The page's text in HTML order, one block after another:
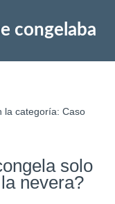
congelaba
la categoría:Caso
solo
nevera?